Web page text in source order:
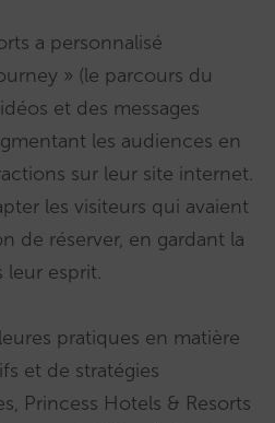
a personnalisé
» (le parcours du
et des messages
les audiences en
sur leur site internet.
les visiteurs qui avaient
de réserver, en gardant la
leur esprit.
pratiques en matière
et de stratégies
Princess Hotels & Resorts